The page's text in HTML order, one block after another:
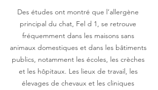
Des études ont montré que l’allergène
principal du chat, Fel d 1, se retrouve
fréquemment dans les maisons sans
animaux domestiques et dans les bâtiments
publics, notamment les écoles, les crèches
et les hôpitaux. Les lieux de travail, les
élevages de chevaux et les cliniques